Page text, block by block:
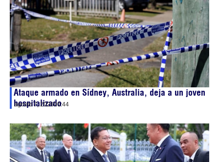
Ataque armado en Sídney, Australia, deja a un joven
hospitalizado
agosto 7, 202600:44